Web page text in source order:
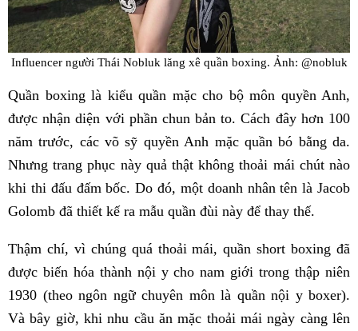
Influencer người Thái Nobluk lăng xê quần boxing. Ảnh: @nobluk
Quần boxing là kiểu quần mặc cho bộ môn quyền Anh,
được nhận diện với phần chun bản to. Cách đây hơn 100
năm trước, các võ sỹ quyền Anh mặc quần bó bằng da.
Nhưng trang phục này quả thật không thoải mái chút nào
khi thi đấu đấm bốc. Do đó, một doanh nhân tên là Jacob
Golomb đã thiết kế ra mẫu quần đùi này để thay thế.
Thậm chí, vì chúng quá thoải mái, quần short boxing đã
được biến hóa thành nội y cho nam giới trong thập niên
1930 (theo ngôn ngữ chuyên môn là quần nội y boxer).
Và bây giờ, khi nhu cầu ăn mặc thoải mái ngày càng lên